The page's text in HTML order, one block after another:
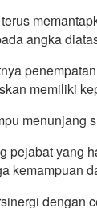
angka
memiliki
menunjang